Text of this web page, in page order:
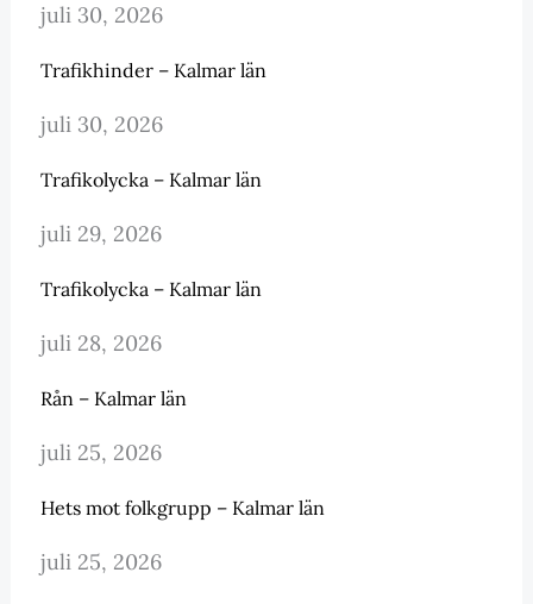
juli 30, 2026
Trafikhinder – Kalmar län
juli 30, 2026
Trafikolycka – Kalmar län
juli 29, 2026
Trafikolycka – Kalmar län
juli 28, 2026
Rån – Kalmar län
juli 25, 2026
Hets mot folkgrupp – Kalmar län
juli 25, 2026